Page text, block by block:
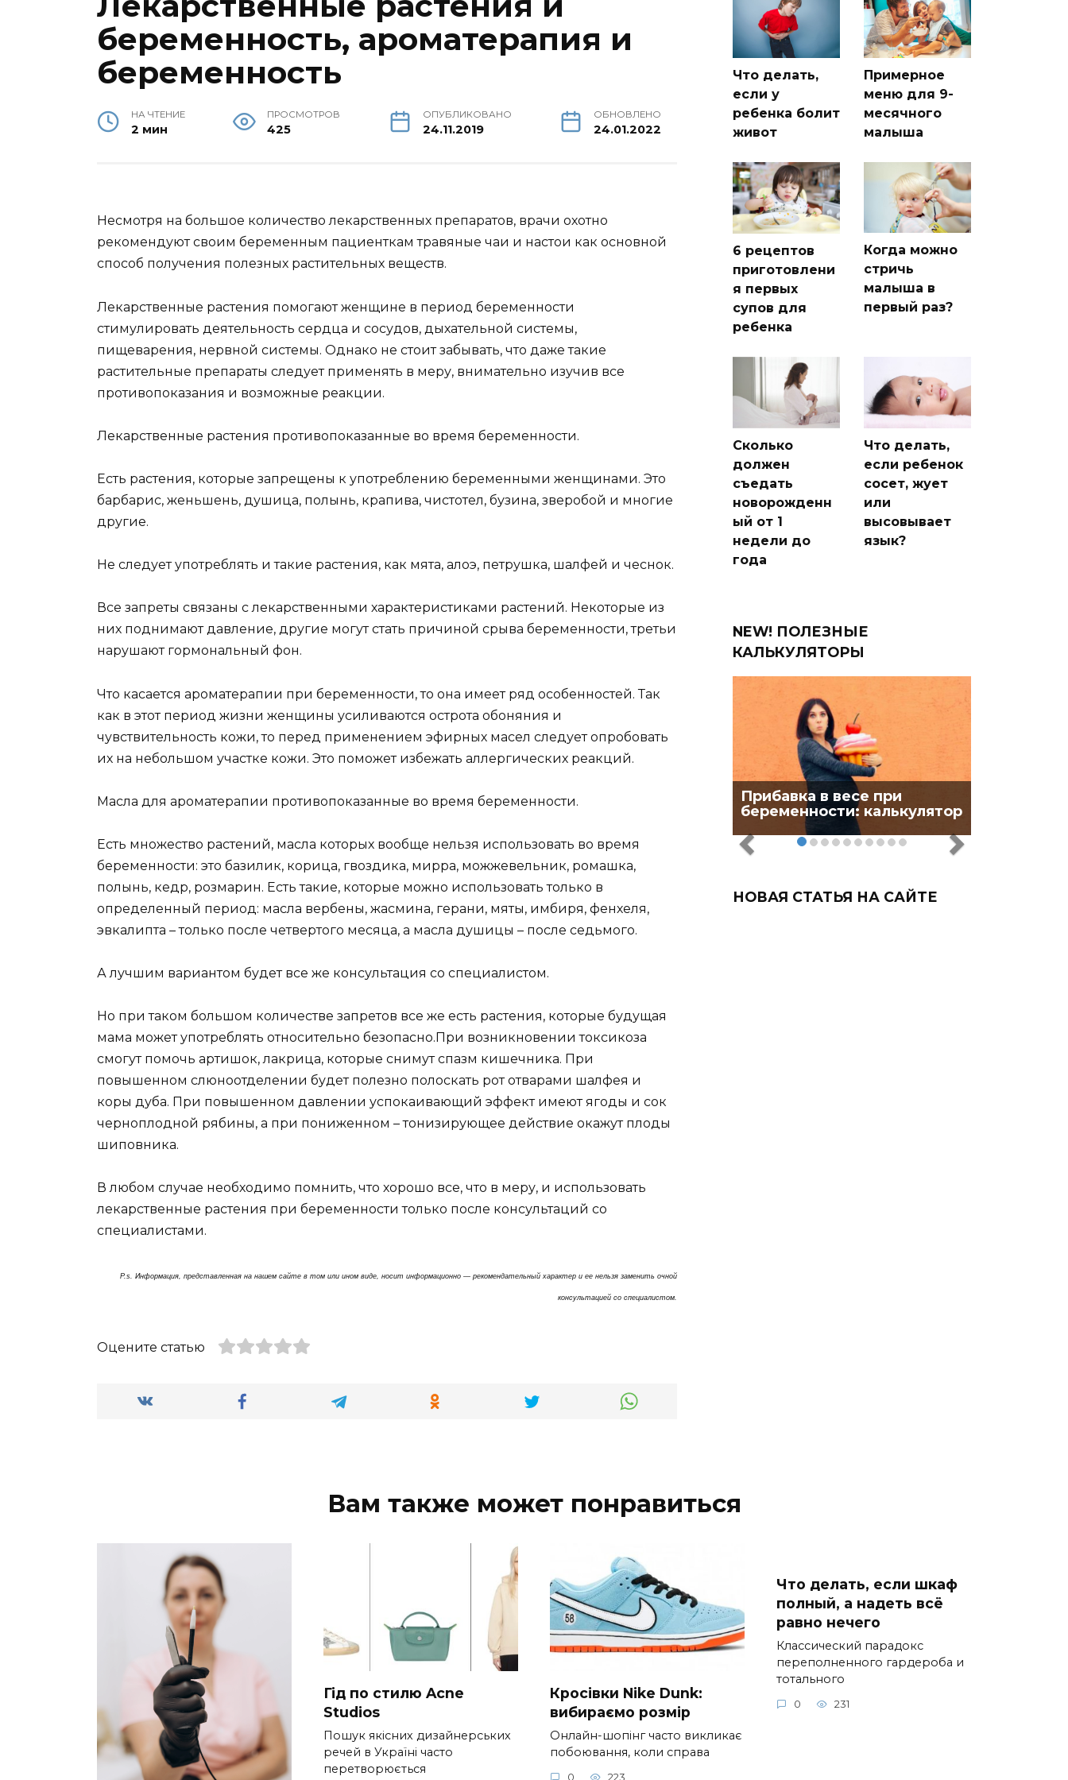
беременность, ароматерапия и
беременность
НА ЧТЕНИЕ
2 мин
ПРОСМОТРОВ
425
ОПУБЛИКОВАНО
24.11.2019
ОБНОВЛЕНО
24.01.2022
Несмотря на большое количество лекарственных препаратов, врачи охотно
рекомендуют своим беременным пациенткам травяные чаи и настои как основной
способ получения полезных растительных веществ.
Лекарственные растения помогают женщине в период беременности
стимулировать деятельность сердца и сосудов, дыхательной системы,
пищеварения, нервной системы. Однако не стоит забывать, что даже такие
растительные препараты следует применять в меру, внимательно изучив все
противопоказания и возможные реакции.
Лекарственные растения противопоказанные во время беременности.
Есть растения, которые запрещены к употреблению беременными женщинами. Это
барбарис, женьшень, душица, полынь, крапива, чистотел, бузина, зверобой и многие
другие.
Не следует употреблять и такие растения, как мята, алоэ, петрушка, шалфей и чеснок.
Все запреты связаны с лекарственными характеристиками растений. Некоторые из
них поднимают давление, другие могут стать причиной срыва беременности, третьи
нарушают гормональный фон.
Что касается ароматерапии при беременности, то она имеет ряд особенностей. Так
как в этот период жизни женщины усиливаются острота обоняния и
чувствительность кожи, то перед применением эфирных масел следует опробовать
их на небольшом участке кожи. Это поможет избежать аллергических реакций.
Масла для ароматерапии противопоказанные во время беременности.
Есть множество растений, масла которых вообще нельзя использовать во время
беременности: это базилик, корица, гвоздика, мирра, можжевельник, ромашка,
полынь, кедр, розмарин. Есть такие, которые можно использовать только в
определенный период: масла вербены, жасмина, герани, мяты, имбиря, фенхеля,
эвкалипта – только после четвертого месяца, а масла душицы – после седьмого.
А лучшим вариантом будет все же консультация со специалистом.
Но при таком большом количестве запретов все же есть растения, которые будущая
мама может употреблять относительно безопасно.При возникновении токсикоза
смогут помочь артишок, лакрица, которые снимут спазм кишечника. При
повышенном слюноотделении будет полезно полоскать рот отварами шалфея и
коры дуба. При повышенном давлении успокаивающий эффект имеют ягоды и сок
черноплодной рябины, а при пониженном – тонизирующее действие окажут плоды
шиповника.
В любом случае необходимо помнить, что хорошо все, что в меру, и использовать
лекарственные растения при беременности только после консультаций со
специалистами.
P.s. Информация, представленная на нашем сайте в том или ином виде, носит информационно — рекомендательный характер и ее нельзя заменить очной
консультацией со специалистом.
Оцените статью
Что делать,
если у
ребенка болит
живот
Примерное
меню для 9-
месячного
малыша
6 рецептов
приготовлени
я первых
супов для
ребенка
Когда можно
стричь
малыша в
первый раз?
Сколько
должен
съедать
новорожденн
ый от 1
недели до
года
Что делать,
если ребенок
сосет, жует
или
высовывает
язык?
NEW! ПОЛЕЗНЫЕ
КАЛЬКУЛЯТОРЫ
Прибавка в весе при
беременности: калькулятор
НОВАЯ СТАТЬЯ НА САЙТЕ
Вам также может понравиться
Гід по стилю Acne
Studios
Пошук якісних дизайнерських
речей в Україні часто
перетворюється
Кросівки Nike Dunk:
вибираємо розмір
Онлайн-шопінг часто викликає
побоювання, коли справа
0 223
Что делать, если шкаф
полный, а надеть всё
равно нечего
Классический парадокс
переполненного гардероба и
тотального
0 231